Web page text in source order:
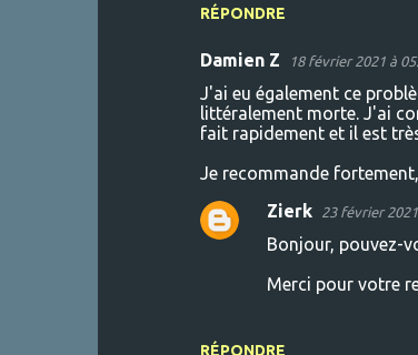
RÉPONDRE
Damien Z 18 février 2021 à
J'ai eu également ce
littéralement morte. J'ai
fait rapidement et il est
Je recommande
RÉPONDRE
Zierk 23 février
Bonjour, pouvez-
Merci pour votre